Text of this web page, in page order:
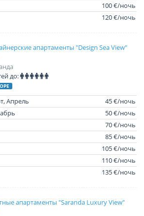
100 €/ночь
120 €/ночь
апартаменты "Design Sea View"
до:
Апрель
45 €/ночь
50 €/ночь
70 €/ночь
85 €/ночь
105 €/ночь
110 €/ночь
135 €/ночь
апартаменты "Saranda Luxury View"